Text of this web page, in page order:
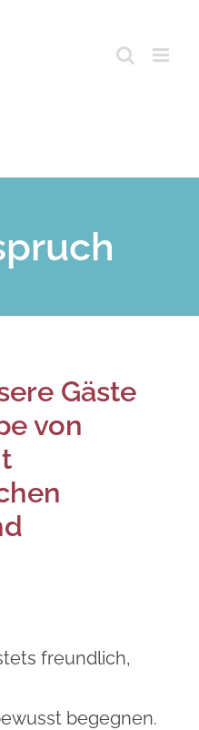
Gäste
von
freundlich,
begegnen.